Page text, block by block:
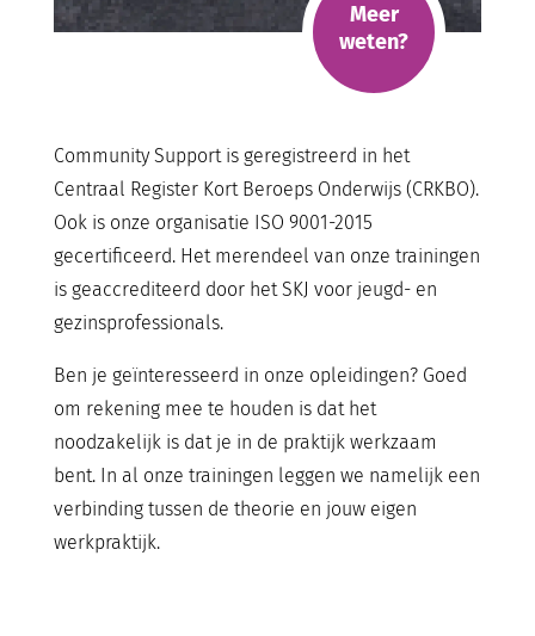
Meer
weten?
Community Support is geregistreerd in het
Centraal Register Kort Beroeps Onderwijs (CRKBO).
Ook is onze organisatie ISO 9001-2015
gecertificeerd. Het merendeel van onze trainingen
is geaccrediteerd door het SKJ voor jeugd- en
gezinsprofessionals.
Ben je geïnteresseerd in onze opleidingen? Goed
om rekening mee te houden is dat het
noodzakelijk is dat je in de praktijk werkzaam
bent. In al onze trainingen leggen we namelijk een
verbinding tussen de theorie en jouw eigen
werkpraktijk.